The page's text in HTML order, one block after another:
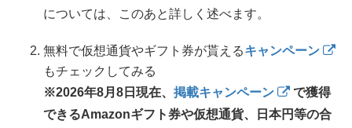
については、このあと詳しく述べます。
無料で仮想通貨やギフト券が貰えるキャンペーン
もチェックしてみる
※2026年8月8日現在、 掲載キャンペーン
で獲得
できるAmazonギフト券や仮想通貨、日本円等の合